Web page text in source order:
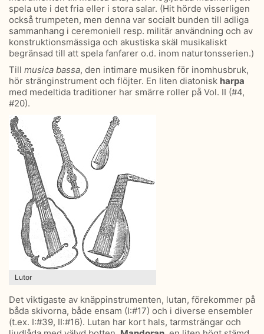
spela ute i det fria eller i stora salar. (Hit hörde visserligen
också trumpeten, men denna var socialt bunden till adliga
sammanhang i ceremoniell resp. militär användning och av
konstruktionsmässiga och akustiska skäl musikaliskt
begränsad till att spela fanfarer o.d. inom naturtonsserien.)
Till musica bassa, den intimare musiken för inomhusbruk,
hör stränginstrument och flöjter. En liten diatonisk harpa
med medeltida traditioner har smärre roller på Vol. II (#4,
#20).
Lutor
Det viktigaste av knäppinstrumenten, lutan, förekommer på
båda skivorna, både ensam (I:#17) och i diverse ensembler
(t.ex. I:#39, II:#16). Lutan har kort hals, tarmsträngar och